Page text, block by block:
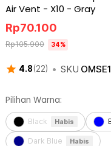
Air Vent - X10 - Gray
4.8(22) • SKU
Rp70.100
Rp105.900 34%
Pilihan Warna:
Black Habis
Dark Blue Habis